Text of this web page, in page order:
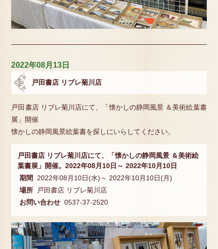
2022年08月13日
戸田書店 リブレ菊川店
戸田書店 リブレ菊川店にて、「懐かしの静岡風景 ＆美術絵葉書
展」開催
懐かしの静岡風景絵葉書を探しにいらしてください。
戸田書店 リブレ菊川店にて、「懐かしの静岡風景 ＆美術絵
葉書展」開催。2022年08月10日～ 2022年10月10日
期間
2022年08月10日(水)～ 2022年10月10日(月)
場所
戸田書店 リブレ菊川店
お問い合わせ 0537-37-2520